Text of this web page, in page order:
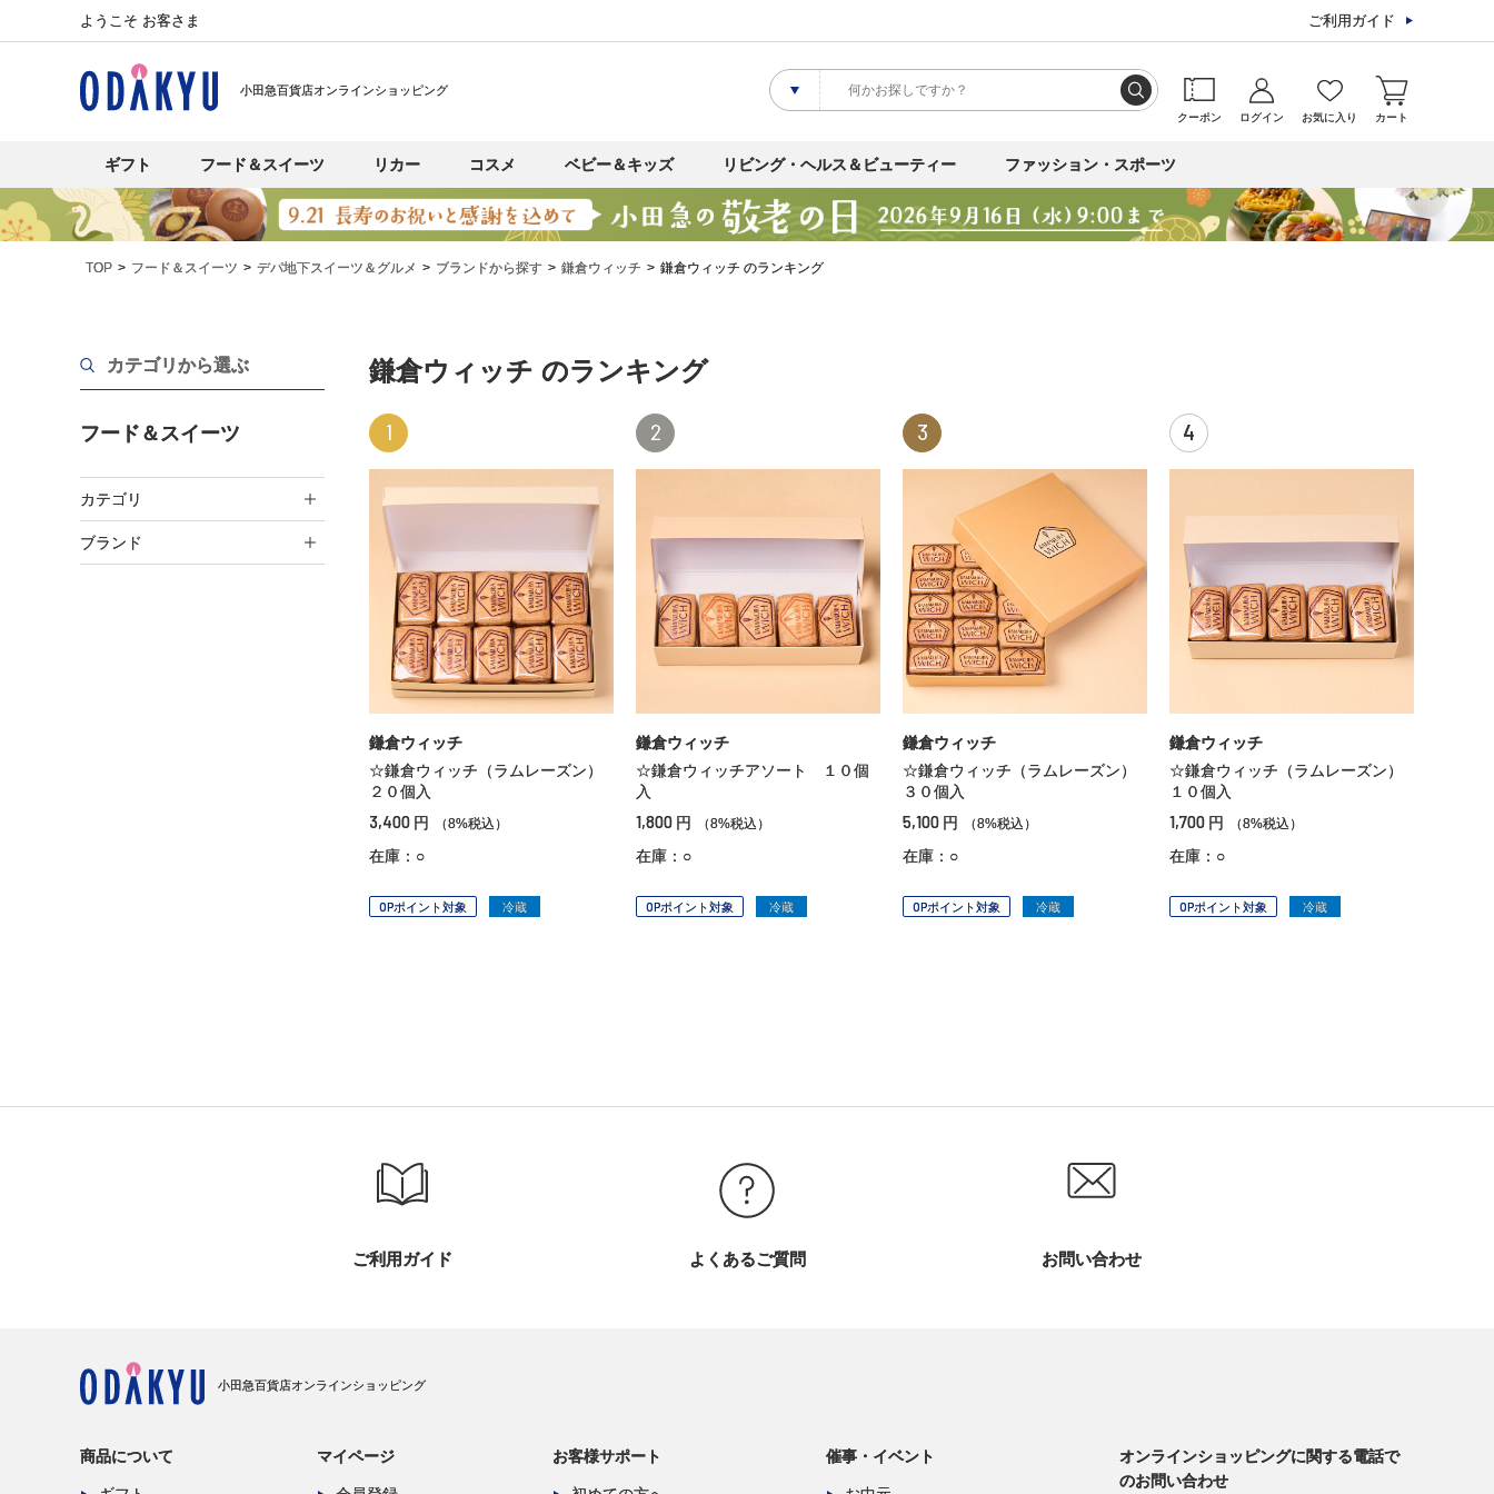
ようこそ お客さま ご利用ガイド
小田急百貨店オンラインショッピング
クーポン ログイン お気に入り カート
ギフト フード＆スイーツ リカー コスメ ベビー＆キッズ リビング・ヘルス＆ビューティー ファッション・スポーツ
TOP フード＆スイーツ デパ地下スイーツ＆グルメ ブランドから探す 鎌倉ウィッチ 鎌倉ウィッチ のランキング
カテゴリから選ぶ
フード＆スイーツ
カテゴリ
ブランド
鎌倉ウィッチ のランキング
1
鎌倉ウィッチ
☆鎌倉ウィッチ（ラムレーズン）
２０個入
3,400 円 （8%税込）
在庫：○
OPポイント対象 冷蔵
2
鎌倉ウィッチ
☆鎌倉ウィッチアソート １０個
入
1,800 円 （8%税込）
在庫：○
OPポイント対象 冷蔵
3
鎌倉ウィッチ
☆鎌倉ウィッチ（ラムレーズン）
３０個入
5,100 円 （8%税込）
在庫：○
OPポイント対象 冷蔵
4
鎌倉ウィッチ
☆鎌倉ウィッチ（ラムレーズン）
１０個入
1,700 円 （8%税込）
在庫：○
OPポイント対象 冷蔵
ご利用ガイド よくあるご質問 お問い合わせ
小田急百貨店オンラインショッピング
商品について マイページ お客様サポート 催事・イベント
オンラインショッピングに関する電話で
のお問い合わせ